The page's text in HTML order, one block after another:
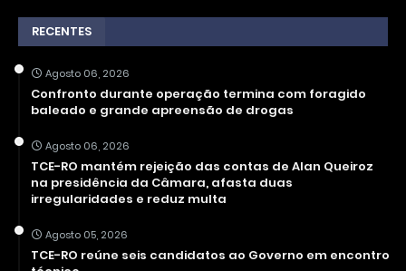
RECENTES
Agosto 06, 2026
Confronto durante operação termina com foragido
baleado e grande apreensão de drogas
Agosto 06, 2026
TCE-RO mantém rejeição das contas de Alan Queiroz
na presidência da Câmara, afasta duas
irregularidades e reduz multa
Agosto 05, 2026
TCE-RO reúne seis candidatos ao Governo em encontro